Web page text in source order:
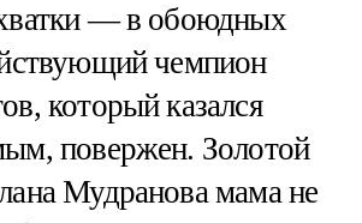
— в обоюдных
чемпион
который казался
повержен. Золотой
Мудранова мама не